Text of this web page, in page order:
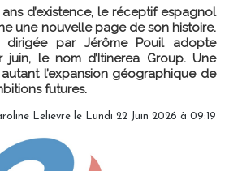
d’existence, le réceptif espagnol
une nouvelle page de son histoire.
dirigée par Jérôme Pouil adopte
juin, le nom d’Itinerea Group. Une
l’expansion géographique de
futures.
Lelievre le Lundi 22 Juin 2026 à 09:19